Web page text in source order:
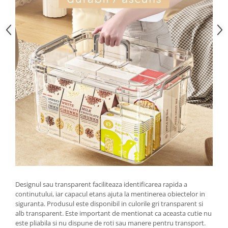
Zdrobitoare si teascuri
Teascuri
Zdrobitoare electrice
Zdrobitoare electrice & manuale
Zdrobitoare manuale
Masini de cusut si accesorii
Articole antidaunatori gradina
Sere si solarii
Suflante si aspiratoare exterior
Unelte altoit
Unelte manuale de gradina -
Folie si plase pt plante
Masini de maturat manuale
Masini batut stalpi
Designul sau transparent faciliteaza identificarea rapida a
continutului, iar capacul etans ajuta la mentinerea obiectelor in
siguranta. Produsul este disponibil in culorile gri transparent si
alb transparent. Este important de mentionat ca aceasta cutie nu
este pliabila si nu dispune de roti sau manere pentru transport.